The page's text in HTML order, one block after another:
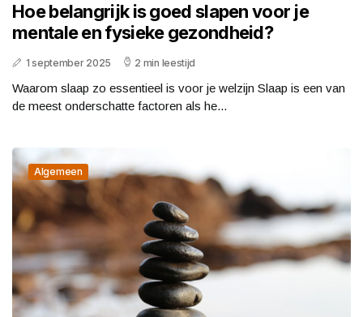
Hoe belangrijk is goed slapen voor je
mentale en fysieke gezondheid?
1 september 2025 2 min leestijd
Waarom slaap zo essentieel is voor je welzijn Slaap is een van
de meest onderschatte factoren als he...
Algemeen